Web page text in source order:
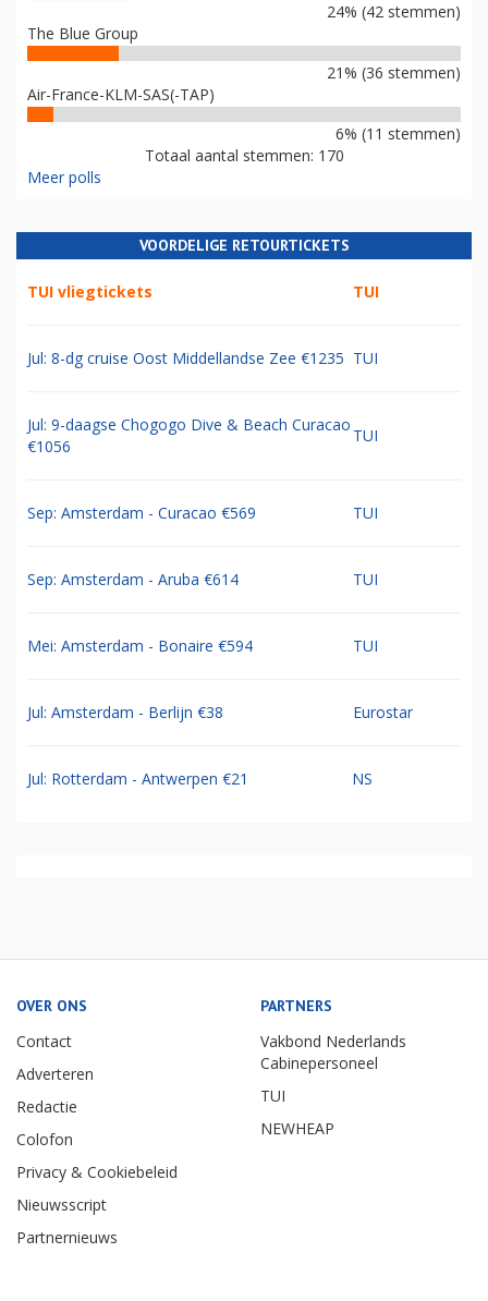
24% (42 stemmen)
The Blue Group
21% (36 stemmen)
Air-France-KLM-SAS(-TAP)
6% (11 stemmen)
Totaal aantal stemmen: 170
Meer polls
VOORDELIGE RETOURTICKETS
TUI vliegtickets TUI
Jul: 8-dg cruise Oost Middellandse Zee €1235 TUI
Jul: 9-daagse Chogogo Dive & Beach Curacao
€1056
TUI
Sep: Amsterdam - Curacao €569 TUI
Sep: Amsterdam - Aruba €614 TUI
Mei: Amsterdam - Bonaire €594 TUI
Jul: Amsterdam - Berlijn €38 Eurostar
Jul: Rotterdam - Antwerpen €21 NS
OVER ONS
Contact
Adverteren
Redactie
Colofon
Privacy & Cookiebeleid
Nieuwsscript
Partnernieuws
PARTNERS
Vakbond Nederlands
Cabinepersoneel
TUI
NEWHEAP